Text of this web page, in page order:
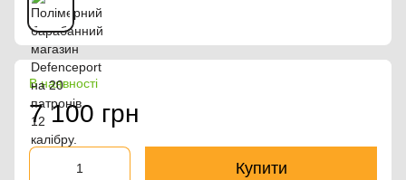
В наявності
7 100 грн
Купити